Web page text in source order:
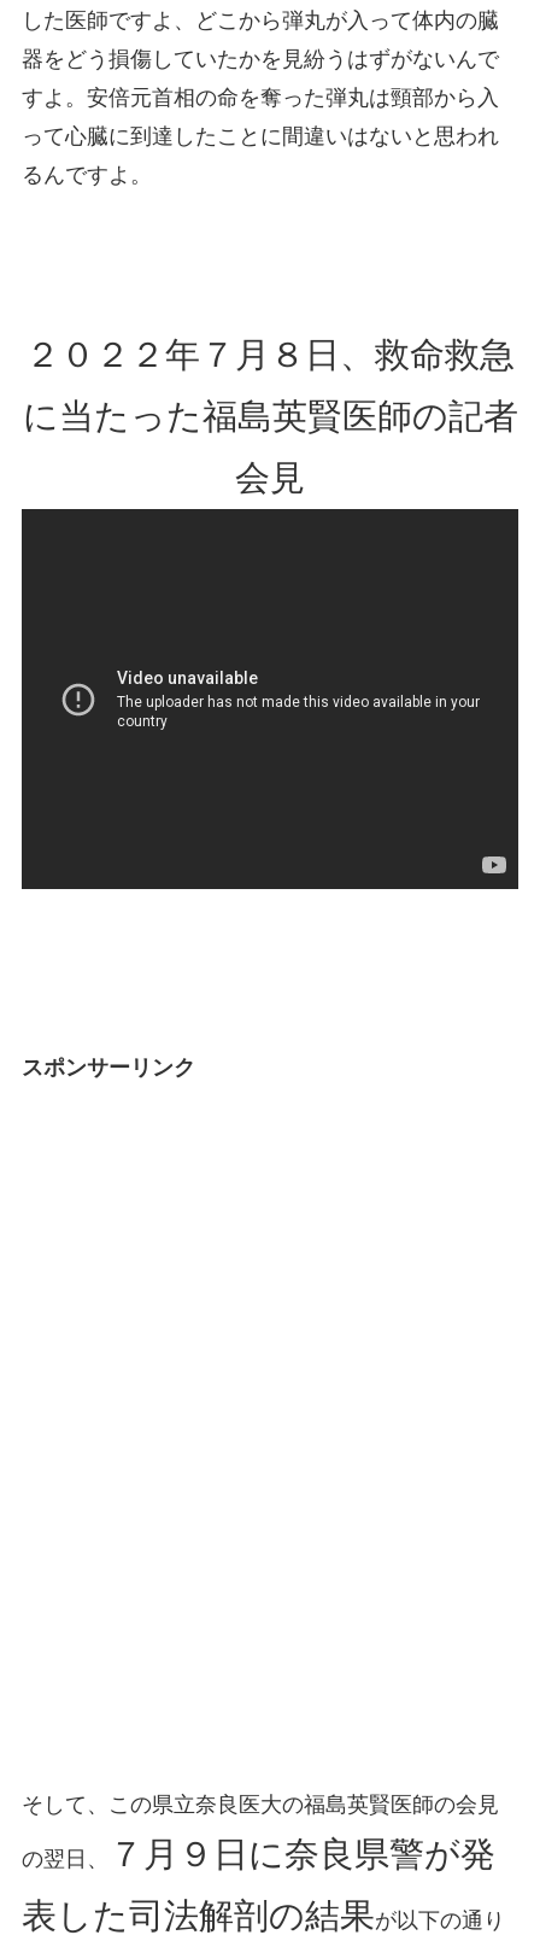
した医師ですよ、どこから弾丸が入って体内の臓
器をどう損傷していたかを見紛うはずがないんで
すよ。安倍元首相の命を奪った弾丸は頸部から入
って心臓に到達したことに間違いはないと思われ
るんですよ。
２０２２年７月８日、救命救急
に当たった福島英賢医師の記者
会見
スポンサーリンク
そして、この県立奈良医大の福島英賢医師の会見
の翌日、
７月９日に奈良県警が発
表した司法解剖の結果が以下の通り